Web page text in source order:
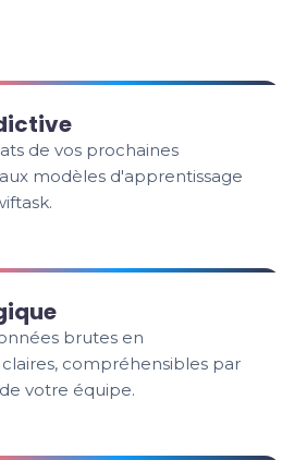
de vos prochaines
modèles d'apprentissage
brutes en
compréhensibles par
votre équipe.